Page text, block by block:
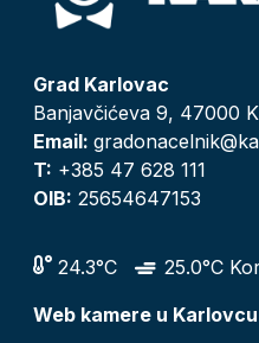
Grad Karlovac
Banjavčićeva 9, 47000
Email:
T: +385 47 628 111
OIB: 25654647153
24.3°C
25.0°C
Web kamere u Karlovcu